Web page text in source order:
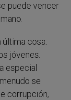
puede vencer
última cosa.
jóvenes.
especial
se
corrupción,